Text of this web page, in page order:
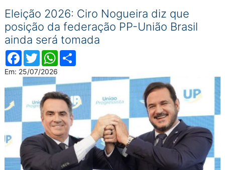
Eleição 2026: Ciro Nogueira diz que
posição da federação PP-União Brasil
ainda será tomada
Facebook
TwitterWhatsAppCompartilhar
Em: 25/07/2026